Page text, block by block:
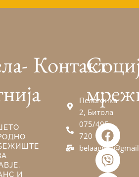
И
Контакт
Пелагонка
2, Битола
075/495-
720
F
a
c
e
V
i
b
e
E
n
v
e